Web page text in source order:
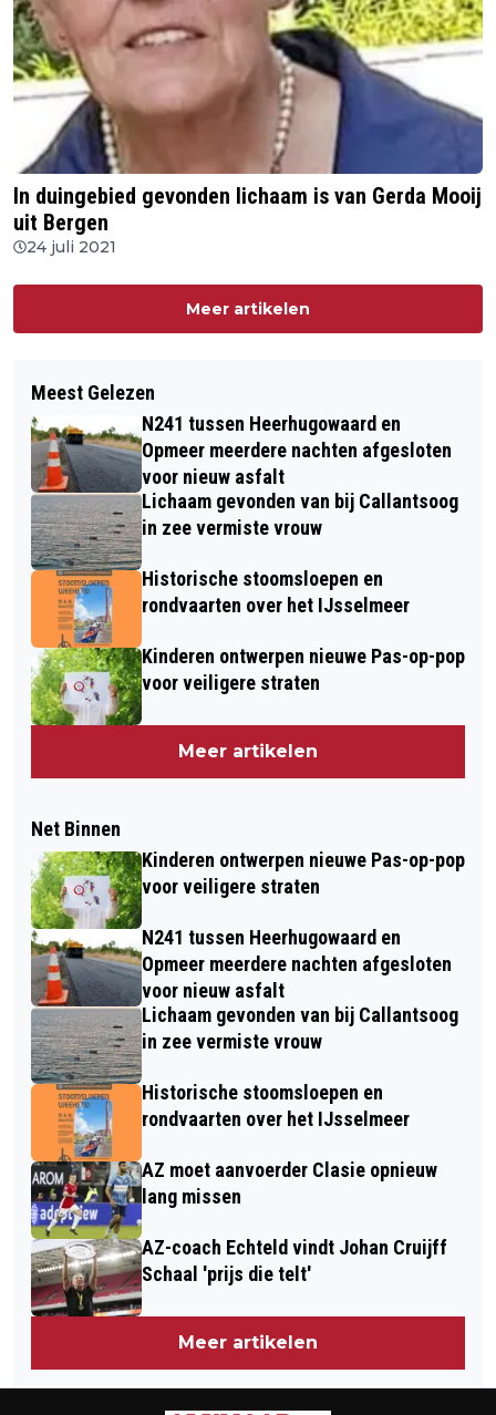
In duingebied gevonden lichaam is van Gerda Mooij
uit Bergen
24 juli 2021
Meer artikelen
Meest Gelezen
N241 tussen Heerhugowaard en
Opmeer meerdere nachten afgesloten
voor nieuw asfalt
Lichaam gevonden van bij Callantsoog
in zee vermiste vrouw
Historische stoomsloepen en
rondvaarten over het IJsselmeer
Kinderen ontwerpen nieuwe Pas-op-pop
voor veiligere straten
Meer artikelen
Net Binnen
Kinderen ontwerpen nieuwe Pas-op-pop
voor veiligere straten
N241 tussen Heerhugowaard en
Opmeer meerdere nachten afgesloten
voor nieuw asfalt
Lichaam gevonden van bij Callantsoog
in zee vermiste vrouw
Historische stoomsloepen en
rondvaarten over het IJsselmeer
AZ moet aanvoerder Clasie opnieuw
lang missen
AZ-coach Echteld vindt Johan Cruijff
Schaal 'prijs die telt'
Meer artikelen